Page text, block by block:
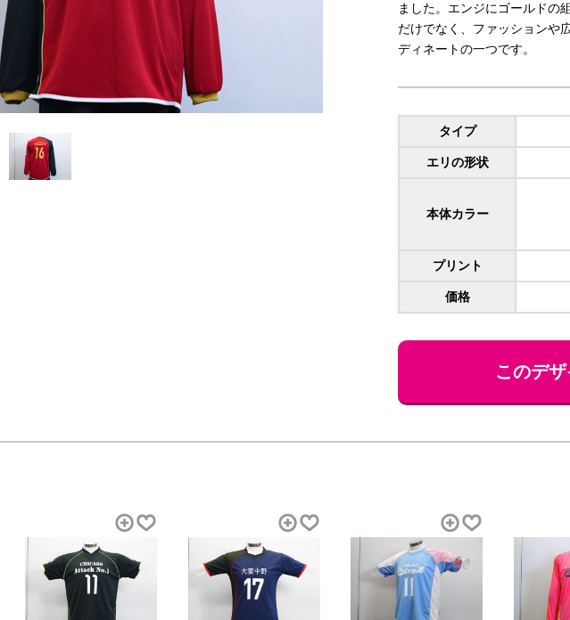
ました。エンジにゴールドの
だけでなく、ファッションや
ディネートの一つです。
タイプ
エリの形状
本体カラー
プリント
価格
このデ